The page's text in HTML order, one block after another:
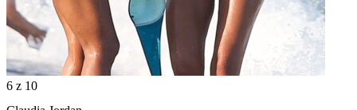
6 z 10